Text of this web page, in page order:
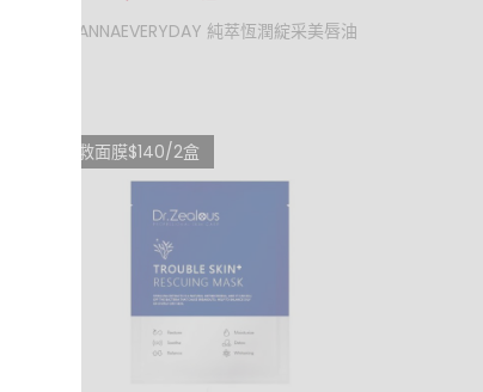
ANNAEVERYDAY 純萃恆潤綻采美唇油
救救面膜$140/2盒